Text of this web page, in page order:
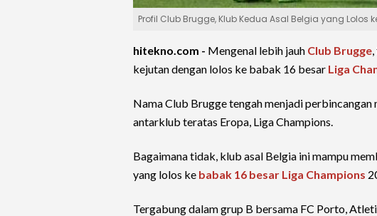
Profil Club Brugge, Klub Kedua Asal Belgia yang Lolos
hitekno.com - Mengenal lebih jauh Club Brugge
kejutan dengan lolos ke babak 16 besar Liga
Nama Club Brugge tengah menjadi
antarklub teratas Eropa, Liga Champions.
Bagaimana tidak, klub asal Belgia ini mampu
yang lolos ke babak 16 besar Liga Champions
Tergabung dalam grup B bersama FC Porto,